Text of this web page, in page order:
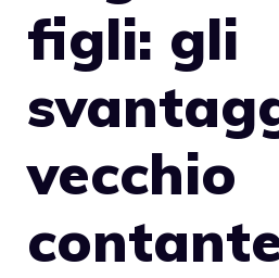
figli: gli
vecchio